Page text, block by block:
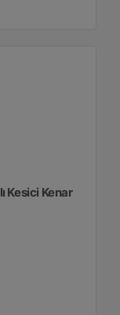
Kesici Kenar